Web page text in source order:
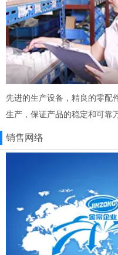
先进的生产设备，精良的零配
生产，保证产品的稳定和可靠
销售网络